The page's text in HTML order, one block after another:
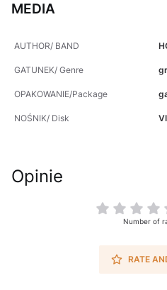
MEDIA
AUTHOR/ BAND
GATUNEK/ Genre
OPAKOWANIE/Package
NOŚNIK/ Disk
Opinie
Number of
RATE